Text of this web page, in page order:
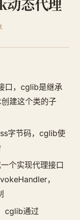
态代理
口，cglib是继承
建这个类的子
字节码，cglib使
个实现代理接口
，
cglib通过